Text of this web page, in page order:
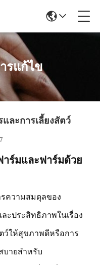
รแก้ไข
ละการเลี้ยงสัตว์
าร์มและฟาร์มด้วย
ความสมดุลของ
ะประสิทธิภาพในเรื่อง
ว์ให้สุขภาพดีหรือการ
บายสําหรับ